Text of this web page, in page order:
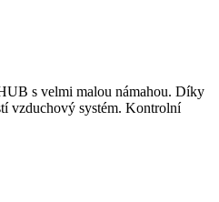
s velmi malou námahou. Díky
vzduchový systém. Kontrolní